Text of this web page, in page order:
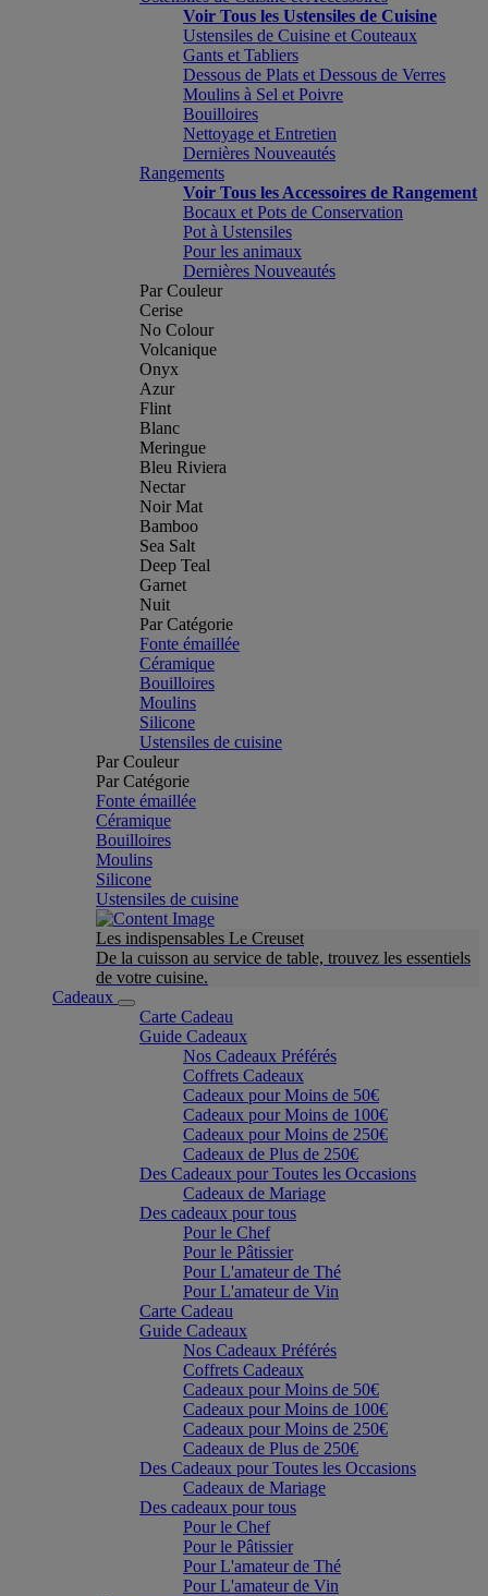
Voir Tous les Ustensiles de Cuisine
Ustensiles de Cuisine et Couteaux
Gants et Tabliers
Dessous de Plats et Dessous de Verres
Moulins à Sel et Poivre
Bouilloires
Nettoyage et Entretien
Dernières Nouveautés
Rangements
Voir Tous les Accessoires de Rangement
Bocaux et Pots de Conservation
Pot à Ustensiles
Pour les animaux
Dernières Nouveautés
Par Couleur
Cerise
No Colour
Volcanique
Onyx
Azur
Flint
Blanc
Meringue
Bleu Riviera
Nectar
Noir Mat
Bamboo
Sea Salt
Deep Teal
Garnet
Nuit
Par Catégorie
Fonte émaillée
Céramique
Bouilloires
Moulins
Silicone
Ustensiles de cuisine
Par Couleur
Par Catégorie
Fonte émaillée
Céramique
Bouilloires
Moulins
Silicone
Ustensiles de cuisine
Les indispensables Le Creuset
De la cuisson au service de table, trouvez les essentiels
de votre cuisine.
Cadeaux
Carte Cadeau
Guide Cadeaux
Nos Cadeaux Préférés
Coffrets Cadeaux
Cadeaux pour Moins de 50€
Cadeaux pour Moins de 100€
Cadeaux pour Moins de 250€
Cadeaux de Plus de 250€
Des Cadeaux pour Toutes les Occasions
Cadeaux de Mariage
Des cadeaux pour tous
Pour le Chef
Pour le Pâtissier
Pour L'amateur de Thé
Pour L'amateur de Vin
Carte Cadeau
Guide Cadeaux
Nos Cadeaux Préférés
Coffrets Cadeaux
Cadeaux pour Moins de 50€
Cadeaux pour Moins de 100€
Cadeaux pour Moins de 250€
Cadeaux de Plus de 250€
Des Cadeaux pour Toutes les Occasions
Cadeaux de Mariage
Des cadeaux pour tous
Pour le Chef
Pour le Pâtissier
Pour L'amateur de Thé
Pour L'amateur de Vin